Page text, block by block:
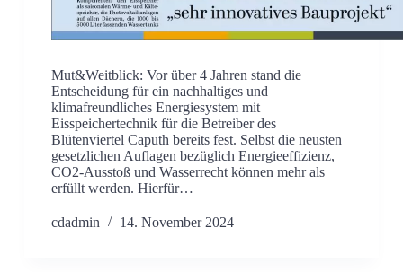
Mut&Weitblick: Vor über 4 Jahren stand die
Entscheidung für ein nachhaltiges und
klimafreundliches Energiesystem mit
Eisspeichertechnik für die Betreiber des
Blütenviertel Caputh bereits fest. Selbst die neusten
gesetzlichen Auflagen bezüglich Energieeffizienz,
CO2-Ausstoß und Wasserrecht können mehr als
erfüllt werden. Hierfür…
cdadmin 14. November 2024